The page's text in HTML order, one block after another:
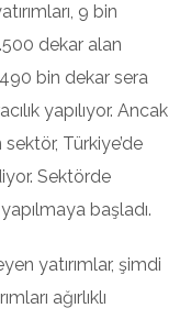
9 bin
dekar alan
bin dekar sera
yapılıyor. Ancak
Türkiye’de
Sektörde
başladı.
yatırımlar, şimdi
ağırlıklı